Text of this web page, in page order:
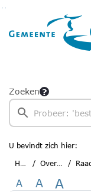
Ga naar de inhoud van
Ga naar het zoeken
Ga naar het menu
Zoeken
U bevindt zich hier:
Home
Overzichten
A A A